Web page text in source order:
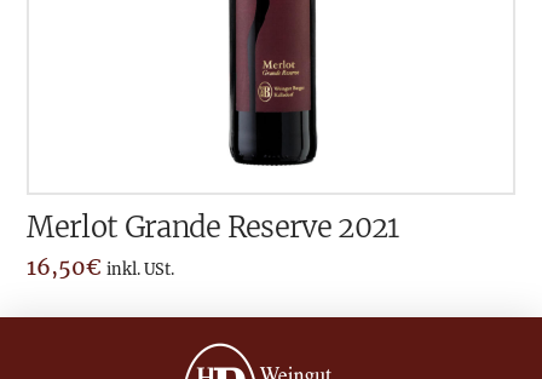
Merlot Grande Reserve 2021
16,50€ inkl. USt.